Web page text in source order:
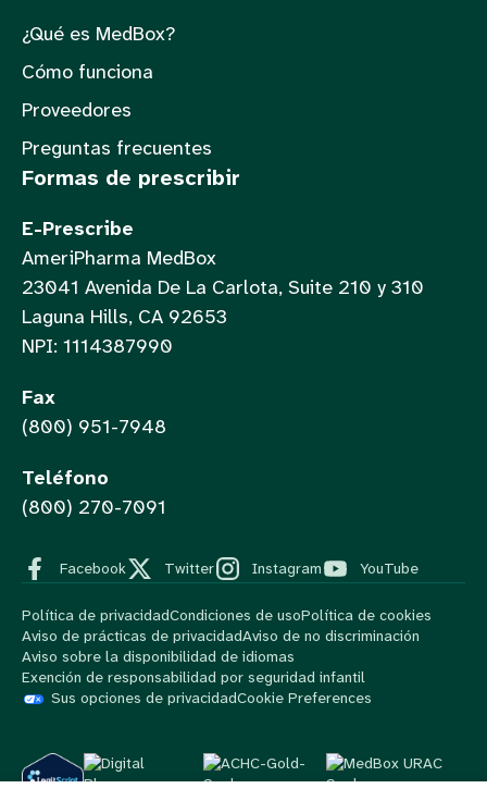
¿Qué es MedBox?
Cómo funciona
Proveedores
Preguntas frecuentes
Formas de prescribir
E-Prescribe
AmeriPharma MedBox
23041 Avenida De La Carlota, Suite 210 y 310
Laguna Hills, CA 92653
NPI: 1114387990
Fax
(800) 951-7948
Teléfono
(800) 270-7091
Facebook Twitter Instagram YouTube
Política de privacidadCondiciones de usoPolítica de cookies
Aviso de prácticas de privacidadAviso de no discriminación
Aviso sobre la disponibilidad de idiomas
Exención de responsabilidad por seguridad infantil
Sus opciones de privacidadCookie Preferences